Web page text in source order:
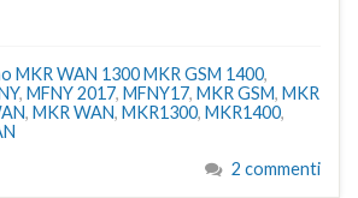
MKR WAN 1300 MKR GSM 1400,
, MFNY 2017, MFNY17, MKR GSM, MKR
, MKR WAN, MKR1300, MKR1400,
2 commenti